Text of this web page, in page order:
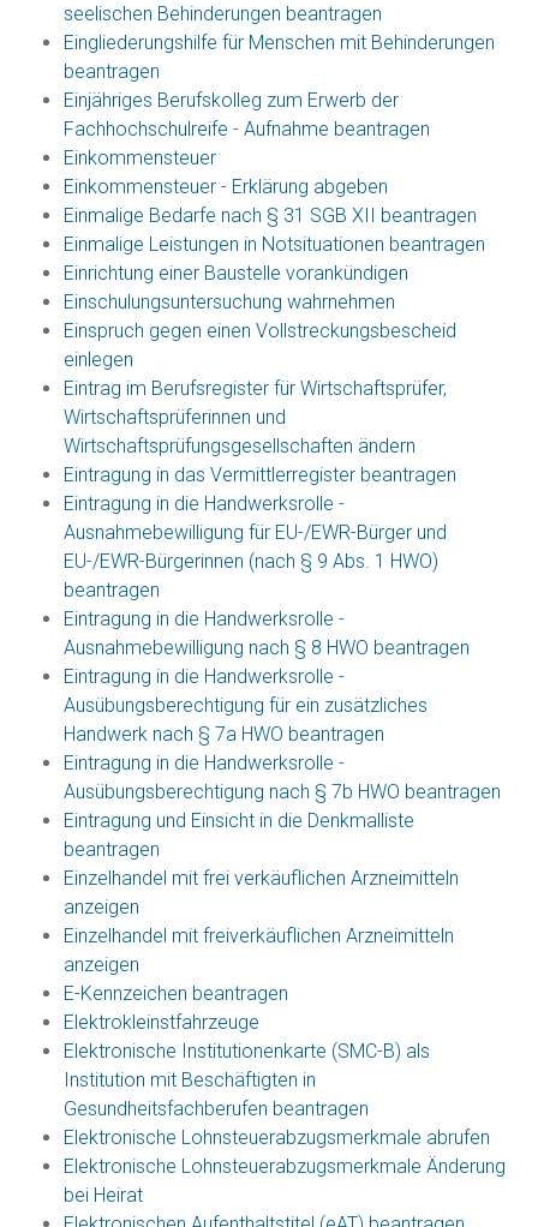
seelischen Behinderungen beantragen
Eingliederungshilfe für Menschen mit Behinderungen
beantragen
Einjähriges Berufskolleg zum Erwerb der
Fachhochschulreife - Aufnahme beantragen
Einkommensteuer
Einkommensteuer - Erklärung abgeben
Einmalige Bedarfe nach § 31 SGB XII beantragen
Einmalige Leistungen in Notsituationen beantragen
Einrichtung einer Baustelle vorankündigen
Einschulungsuntersuchung wahrnehmen
Einspruch gegen einen Vollstreckungsbescheid
einlegen
Eintrag im Berufsregister für Wirtschaftsprüfer,
Wirtschaftsprüferinnen und
Wirtschaftsprüfungsgesellschaften ändern
Eintragung in das Vermittlerregister beantragen
Eintragung in die Handwerksrolle -
Ausnahmebewilligung für EU-/EWR-Bürger und
EU-/EWR-Bürgerinnen (nach § 9 Abs. 1 HWO)
beantragen
Eintragung in die Handwerksrolle -
Ausnahmebewilligung nach § 8 HWO beantragen
Eintragung in die Handwerksrolle -
Ausübungsberechtigung für ein zusätzliches
Handwerk nach § 7a HWO beantragen
Eintragung in die Handwerksrolle -
Ausübungsberechtigung nach § 7b HWO beantragen
Eintragung und Einsicht in die Denkmalliste
beantragen
Einzelhandel mit frei verkäuflichen Arzneimitteln
anzeigen
Einzelhandel mit freiverkäuflichen Arzneimitteln
anzeigen
E-Kennzeichen beantragen
Elektrokleinstfahrzeuge
Elektronische Institutionenkarte (SMC-B) als
Institution mit Beschäftigten in
Gesundheitsfachberufen beantragen
Elektronische Lohnsteuerabzugsmerkmale abrufen
Elektronische Lohnsteuerabzugsmerkmale Änderung
bei Heirat